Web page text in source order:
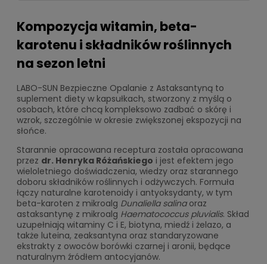
Kompozycja witamin, beta-
karotenu i składników roślinnych
na sezon letni
LABO-SUN Bezpieczne Opalanie z Astaksantyną to
suplement diety w kapsułkach, stworzony z myślą o
osobach, które chcą kompleksowo zadbać o skórę i
wzrok, szczególnie w okresie zwiększonej ekspozycji na
słońce.
Starannie opracowana receptura została opracowana
przez dr. Henryka Różańskiego i jest efektem jego
wieloletniego doświadczenia, wiedzy oraz starannego
doboru składników roślinnych i odżywczych. Formuła
łączy naturalne karotenoidy i antyoksydanty, w tym
beta-karoten z mikroalg Dunaliella salinaoraz
astaksantynę z mikroalg Haematococcus pluvialis. Skład
uzupełniają witaminy C i E, biotyna, miedź i żelazo, a
także luteina, zeaksantyna oraz standaryzowane
ekstrakty z owoców borówki czarnej i aronii, będące
naturalnym źródłem antocyjanów.